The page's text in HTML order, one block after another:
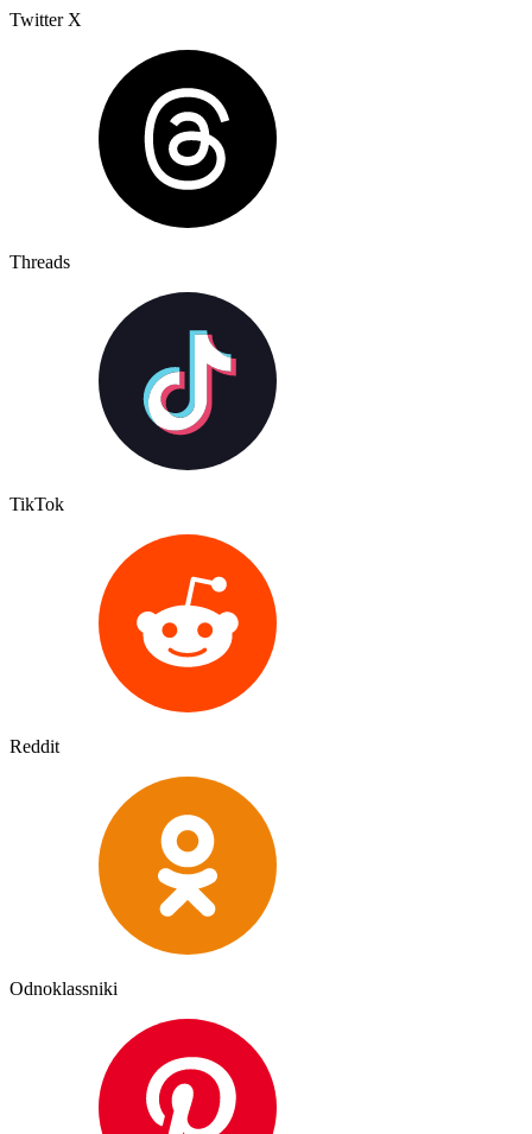
Twitter X
Threads
TikTok
Reddit
Odnoklassniki